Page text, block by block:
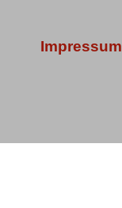
Impressum